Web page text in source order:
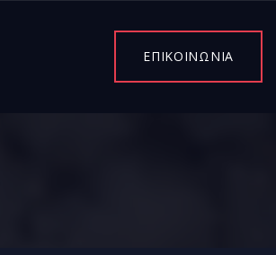
ΕΠΙΚΟΙΝΩΝΙΑ